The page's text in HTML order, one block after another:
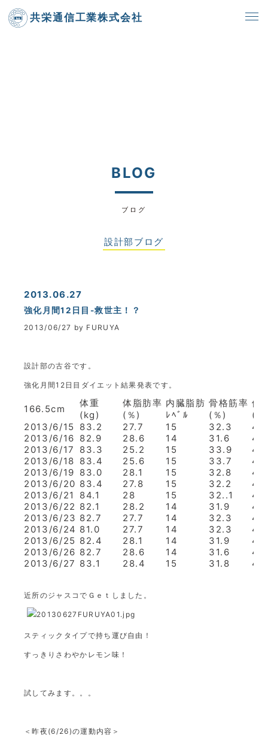
共栄通信工業株式会社
BLOG
ブログ
設計部ブログ
2013.06.27
強化月間12日目-救世主！？
2013/06/27 by FURUYA
設計部の古谷です。
強化月間12日目ダイエット結果発表です。
166.5cm
体重
(kg)
体脂肪率
(％)
内臓脂肪
ﾚﾍﾞﾙ
骨格筋率
(％)
体
(
2013/6/15
83.2 27.7 15 32.3
48
2013/6/16 82.9 28.6 14 31.6
48
2013/6/17
83.3 25.2 15 33.9
46
2013/6/18 83.4 25.6 15 33.7
46
2013/6/19 83.0 28.1 15 32.8
48
2013/6/20 83.4 27.8 15 32.2
48
2013/6/21
84.1 28 15 32..1
48
2013/6/22 82.1 28.2 14 31.9
48
2013/6/23 82.7 27.7 14 32.3
48
2013/6/24 81.0 27.7 14 32.3
47
2013/6/25 82.4 28.1 14 31.9
48
2013/6/26 82.7 28.6 14 31.6
48
2013/6/27 83.1 28.4 15 31.8 48
近所のジャスコでＧｅｔしました。
スティックタイプで持ち運び自由！
すっきりさわやかレモン味！
試してみます。。。
＜昨夜(6/26)の運動内容＞